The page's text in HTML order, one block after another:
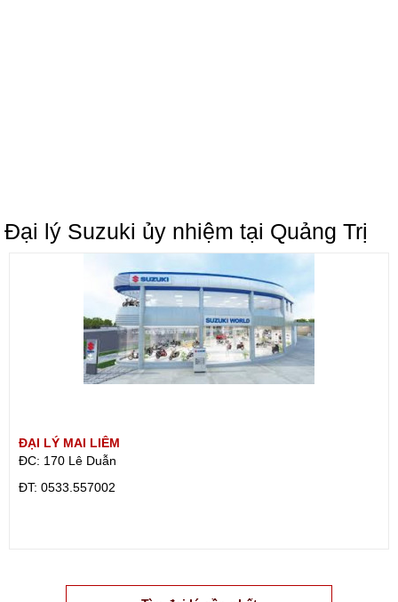
Đại lý Suzuki ủy nhiệm tại Quảng Trị
ĐẠI LÝ MAI LIÊM
ĐC: 170 Lê Duẫn
ÐT: 0533.557002